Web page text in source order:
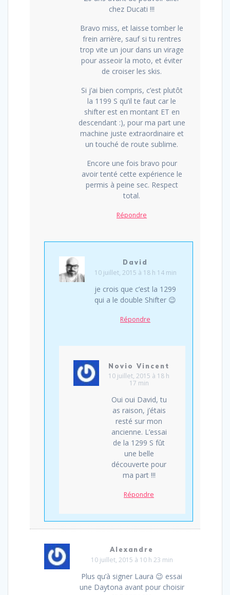
chez Ducati !!!
Bravo miss, et laisse tomber le
frein arrière, sauf si tu rentres
trop vite un jour dans un virage
pour asseoir la moto, et éviter
de croiser les skis.
Si j’ai bien compris, c’est plutôt
la 1199 S qu’il te faut car le
shifter est en montant ET en
descendant :), pour ma part une
machine juste extraordinaire et
un touché de route sublime.
Encore une fois bravo pour
avoir tenté cette expérience le
permis à peine sec. Respect
total.
Répondre
David
10 juillet, 2015 à 18 h 14 min
je crois que c’est la 1299
qui a le double Shifter 😉
Répondre
Novio Vincent
10 juillet, 2015 à 18 h
17 min
Oui oui David, tu
as raison, j’étais
resté sur mon
ancienne. L’essai
de la 1299 S fût
une belle
découverte pour
ma part !!!
Répondre
Alexandre
10 juillet, 2015 à 10 h 23 min
Plus qu’à signer Laura 😉 essai
une Daytona avant pour choisir